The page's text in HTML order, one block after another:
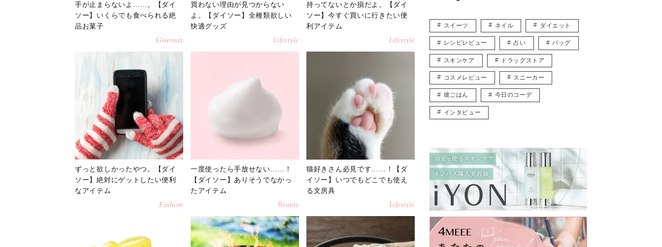
手が止まらないよ……。【ダイ
ソー】いくらでも食べられる絶
品お菓子
Gourmet
買わない理由が見つからない
よ。【ダイソー】全種類欲しい
快適グッズ
Lifestyle
持ってないとか損だよ。【ダイ
ソー】今すぐ買いに行きたい便
利アイテム
Lifestyle
ずっと欲しかったやつ。【ダイ
ソー】絶対にゲットしたい便利
なアイテム
Fashion
一度使ったら手放せない……！
【ダイソー】ありそうでなかっ
たアイテム
Beauty
猫好きさん必見です……！【ダ
イソー】いつでもどこでも使え
る文房具
Lifestyle
スイーツ ネイル ダイエット
レシピレビュー 占い バッグ
スキンケア ドラッグストア
コスメレビュー スニーカー
彼ごはん 今日のコーデ
インタビュー